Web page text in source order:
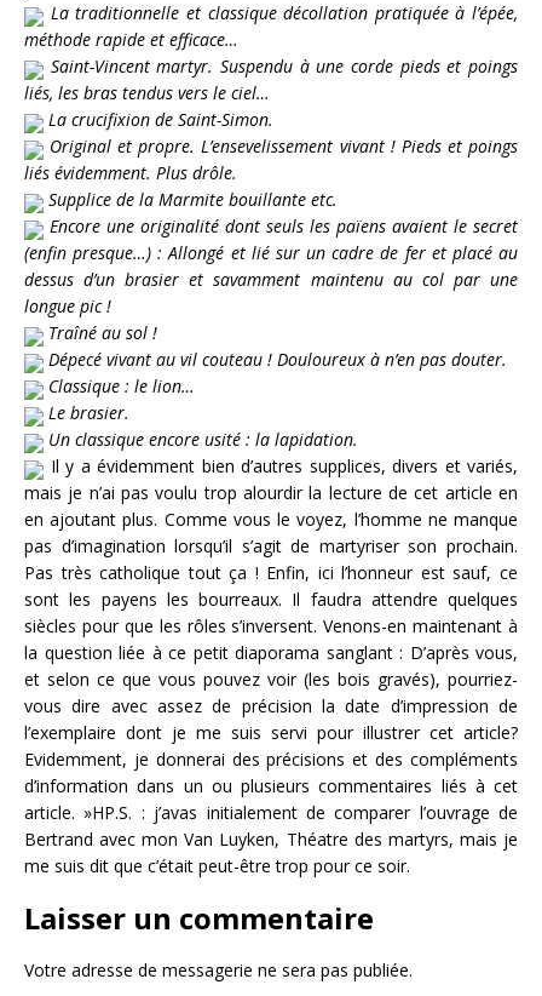
La traditionnelle et classique décollation pratiquée à l’épée,
méthode rapide et efficace…
Saint-Vincent martyr. Suspendu à une corde pieds et poings
liés, les bras tendus vers le ciel…
La crucifixion de Saint-Simon.
Original et propre. L’ensevelissement vivant ! Pieds et poings
liés évidemment. Plus drôle.
Supplice de la Marmite bouillante etc.
Encore une originalité dont seuls les païens avaient le secret
(enfin presque…) : Allongé et lié sur un cadre de fer et placé au
dessus d’un brasier et savamment maintenu au col par une
longue pic !
Traîné au sol !
Dépecé vivant au vil couteau ! Douloureux à n’en pas douter.
Classique : le lion…
Le brasier.
Un classique encore usité : la lapidation.
Il y a évidemment bien d’autres supplices, divers et variés,
mais je n’ai pas voulu trop alourdir la lecture de cet article en
en ajoutant plus. Comme vous le voyez, l’homme ne manque
pas d’imagination lorsqu’il s’agit de martyriser son prochain.
Pas très catholique tout ça ! Enfin, ici l’honneur est sauf, ce
sont les payens les bourreaux. Il faudra attendre quelques
siècles pour que les rôles s’inversent. Venons-en maintenant à
la question liée à ce petit diaporama sanglant : D’après vous,
et selon ce que vous pouvez voir (les bois gravés), pourriez-
vous dire avec assez de précision la date d’impression de
l’exemplaire dont je me suis servi pour illustrer cet article?
Evidemment, je donnerai des précisions et des compléments
d’information dans un ou plusieurs commentaires liés à cet
article. »HP.S. : j’avas initialement de comparer l’ouvrage de
Bertrand avec mon Van Luyken, Théatre des martyrs, mais je
me suis dit que c’était peut-être trop pour ce soir.
Laisser un commentaire
Votre adresse de messagerie ne sera pas publiée.